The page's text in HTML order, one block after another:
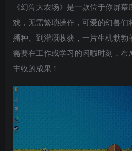
《幻兽大农场》是一款位于你屏
戏，无需繁琐操作，可爱的幻兽们
播种、到灌溉收获，一片生机勃勃
需要在工作或学习的闲暇时刻，
丰收的成果！